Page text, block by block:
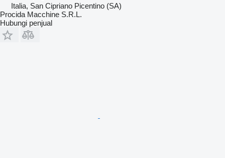
Italia, San Cipriano Picentino (SA)
Procida Macchine S.R.L.
Hubungi penjual